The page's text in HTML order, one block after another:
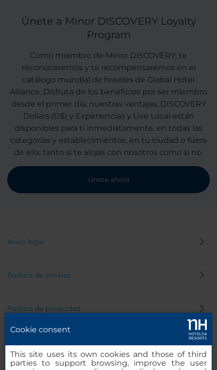
Únete a Minor DISCOVERY Loyalty
Program
Como miembro de Minor DISCOVERY, te
reconoceremos y te recompensaremos en el
catálogo mundial de hoteles de Global Hotel
Alliance. Disfruta de los beneficios por ser miembro
desde el primer día: nuestras ventajas, DISCOVERY
Dollars (D$) y Experiencias y Live Local están
disponibles para ti inmediatamente, en todas las
categorías y establecimientos, en tu ciudad o fuera
de ella, tanto si te alojas con nosotros como si no.
Únete ahora
Aviso legal
Política de cookies
Política de privacidad
Cookie consent
This site uses its own cookies and those of third
parties to support browsing, improve the user